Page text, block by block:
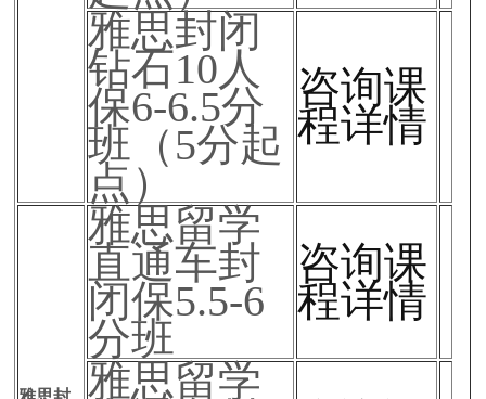
雅思封闭
钻石10人
保6-6.5分
班（5分起
点）
咨询课
程详情
雅思留学
直通车封
闭保5.5-6
分班
咨询课
程详情
雅思留学